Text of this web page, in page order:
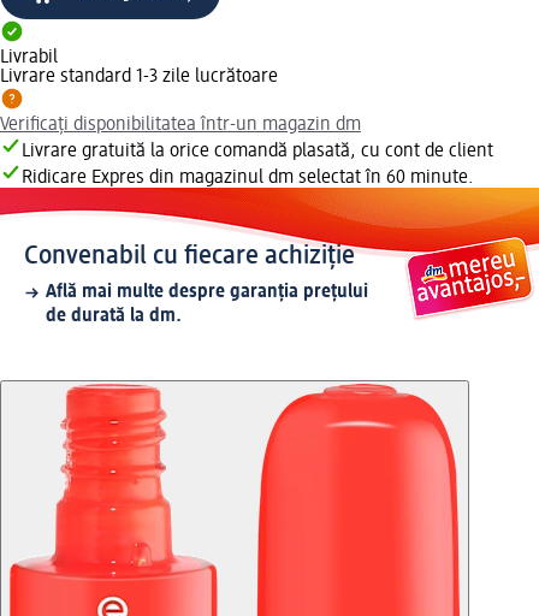
Livrabil
Livrare standard 1-3 zile lucrătoare
Verificați disponibilitatea într-un magazin dm
Livrare gratuită la orice comandă plasată, cu cont de client
Ridicare Expres din magazinul dm selectat în 60 minute.
Convenabil cu fiecare achiziție
Află mai multe despre garanția prețului
de durată la dm.